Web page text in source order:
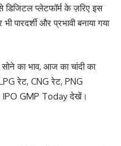
प्लेटफॉर्म के ज़रिए इस
पारदर्शी और प्रभावी बनाया गया
का भाव, आज का चांदी का
रेट, CNG रेट, PNG
IPO GMP Todayदेखें।